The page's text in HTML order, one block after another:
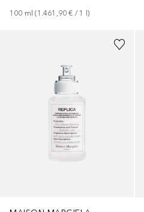
100 ml (1.461,90 € / 1 l)